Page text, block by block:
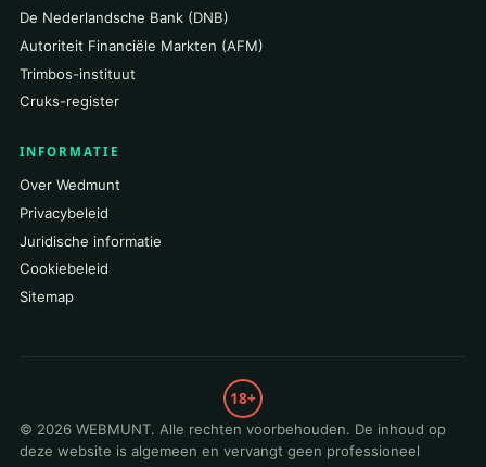
De Nederlandsche Bank (DNB)
Autoriteit Financiële Markten (AFM)
Trimbos-instituut
Cruks-register
INFORMATIE
Over Wedmunt
Privacybeleid
Juridische informatie
Cookiebeleid
Sitemap
18+
© 2026 WEBMUNT. Alle rechten voorbehouden. De inhoud op
deze website is algemeen en vervangt geen professioneel